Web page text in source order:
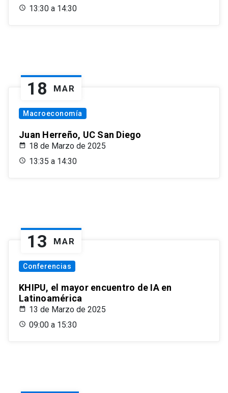
13:30 a 14:30
18 MAR
Macroeconomía
Juan Herreño, UC San Diego
18 de Marzo de 2025
13:35 a 14:30
13 MAR
Conferencias
KHIPU, el mayor encuentro de IA en
Latinoamérica
13 de Marzo de 2025
09:00 a 15:30